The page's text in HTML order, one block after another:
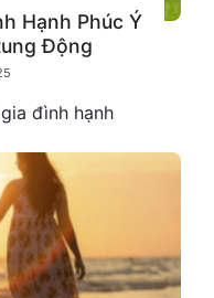
Hạnh Phúc Ý
Động
đình hạnh